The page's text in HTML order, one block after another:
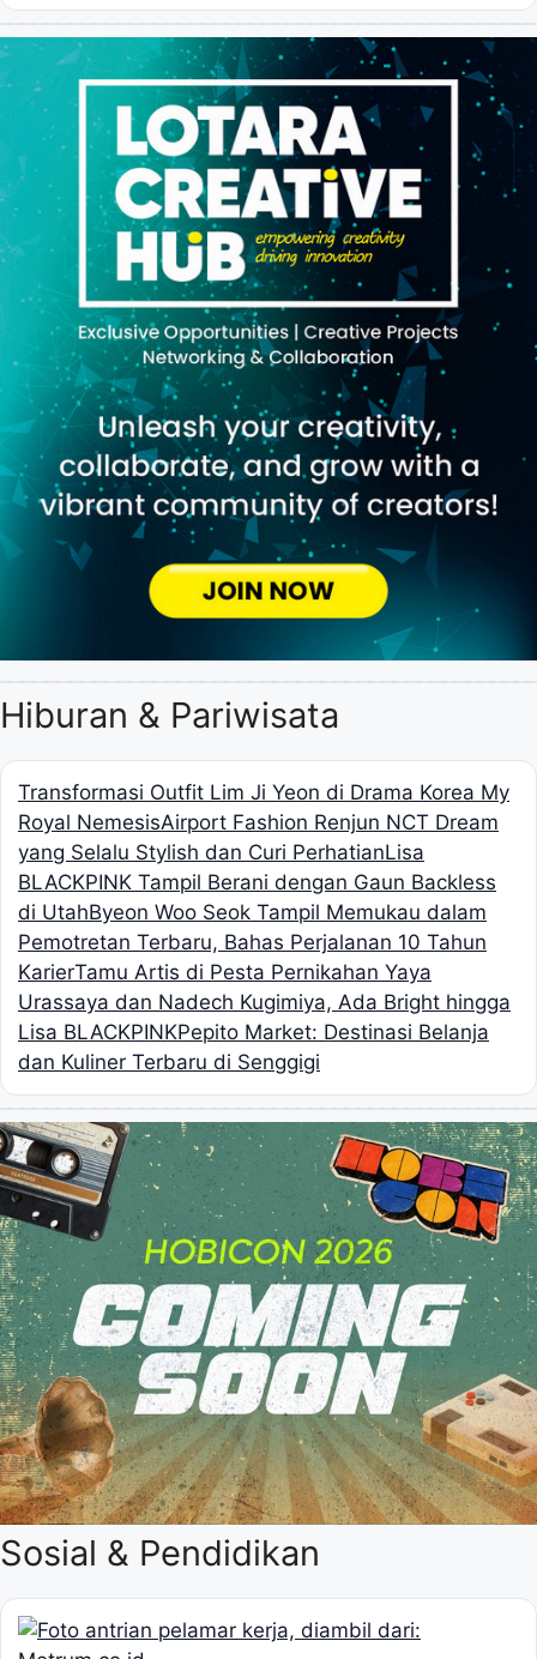
Hiburan & Pariwisata
Transformasi Outfit Lim Ji Yeon di Drama Korea My
Royal NemesisAirport Fashion Renjun NCT Dream
yang Selalu Stylish dan Curi PerhatianLisa
BLACKPINK Tampil Berani dengan Gaun Backless
di UtahByeon Woo Seok Tampil Memukau dalam
Pemotretan Terbaru, Bahas Perjalanan 10 Tahun
KarierTamu Artis di Pesta Pernikahan Yaya
Urassaya dan Nadech Kugimiya, Ada Bright hingga
Lisa BLACKPINKPepito Market: Destinasi Belanja
dan Kuliner Terbaru di Senggigi
Sosial & Pendidikan